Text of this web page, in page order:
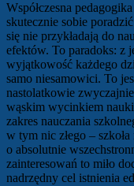
Współczesna
skutecznie sobie
się nie przykładają do
efektów. To paradoks: z
wyjątkowość każdego
samo niesamowici. To
nastolatkowie
wąskim wycinkiem
zakres nauczania
w tym nic złego –
o absolutnie
zainteresowań to miło
nadrzędny cel istnienia